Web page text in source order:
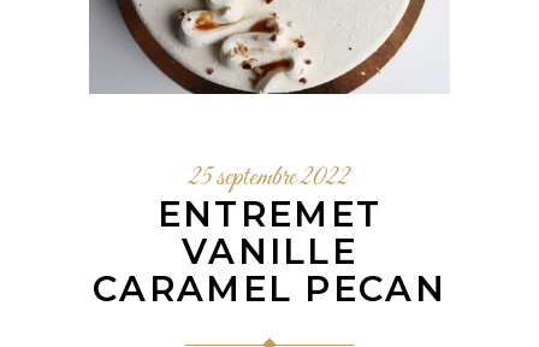
25 septembre 2022
ENTREMET
VANILLE
CARAMEL PECAN